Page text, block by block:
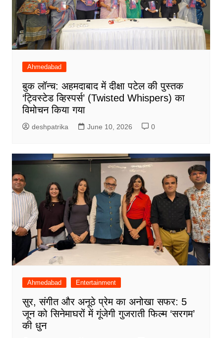
Ahmedabad
बुक लॉन्च: अहमदाबाद में दीक्षा पटेल की पुस्तक
‘ट्विस्टेड व्हिस्पर्स’ (Twisted Whispers) का
विमोचन किया गया
deshpatrika June 10, 2026 0
Ahmedabad Entertainment
सुर, संगीत और अनूठे प्रेम का अनोखा सफर: 5
जून को सिनेमाघरों में गूंजेगी गुजराती फिल्म ‘सरगम’
की धुन